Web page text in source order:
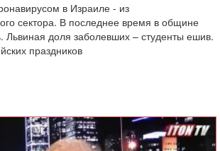
в Израиле - из
сектора. В последнее время в общине
Львиная доля заболевших – студенты ешив.
праздников